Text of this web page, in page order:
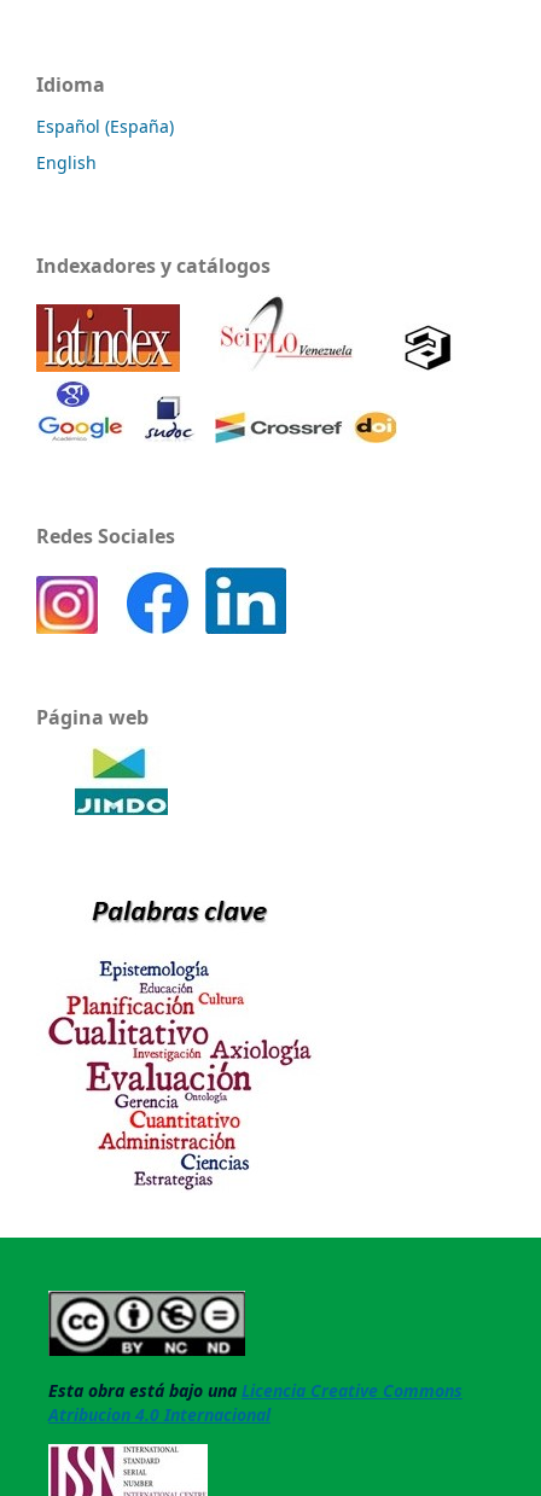
Idioma
Español (España)
English
Indexadores y catálogos
Redes Sociales
Página web
Esta obra está bajo una Licencia Creative Commons
Atribucion 4.0 Internacional